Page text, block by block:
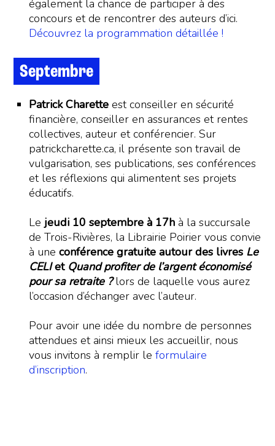
également la chance de participer à des
concours et de rencontrer des auteurs d’ici.
Découvrez la programmation détaillée !
Septembre
Patrick Charette est conseiller en sécurité
financière, conseiller en assurances et rentes
collectives, auteur et conférencier. Sur
patrickcharette.ca, il présente son travail de
vulgarisation, ses publications, ses conférences
et les réflexions qui alimentent ses projets
éducatifs.
Le jeudi 10 septembre à 17h à la succursale
de Trois-Rivières, la Librairie Poirier vous convie
à uneconférence gratuite autour des livres Le
CELIet Quand profiter de l’argent économisé
pour sa retraite ? lors de laquelle vous aurez
l’occasion d’échanger avec l’auteur.
Pour avoir une idée du nombre de personnes
attendues et ainsi mieux les accueillir, nous
vous invitons à remplir leformulaire
d’inscription.